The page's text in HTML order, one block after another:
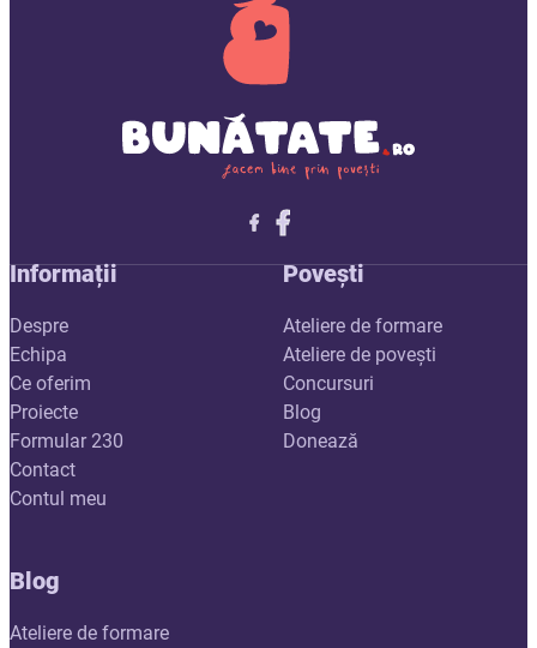
Follow me on X
Follow me on LinkedIn
Follow me on X
Informații
Despre
Echipa
Ce oferim
Proiecte
Formular 230
Contact
Contul meu
Povești
Ateliere de formare
Ateliere de povești
Concursuri
Blog
Donează
Blog
Ateliere de formare